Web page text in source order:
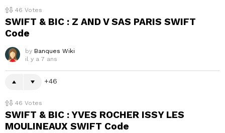
46 Votes
SWIFT & BIC : Z AND V SAS PARIS SWIFT
Code
by Banques Wiki
il y a 7 ans
46
46 Votes
SWIFT & BIC : YVES ROCHER ISSY LES
MOULINEAUX SWIFT Code